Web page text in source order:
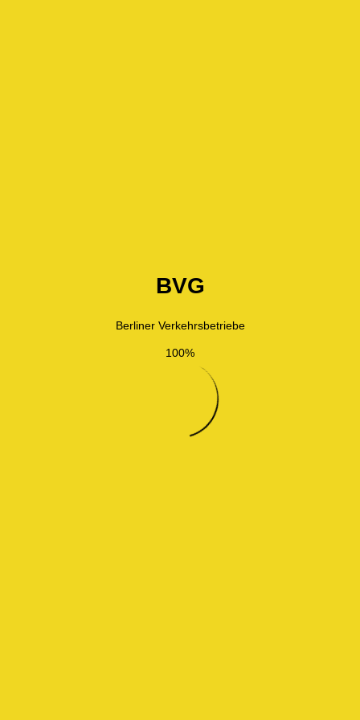
BVG
Berliner Verkehrsbetriebe
100%